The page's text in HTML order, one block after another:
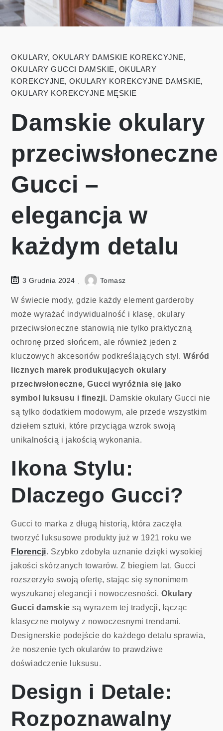
OKULARY, OKULARY DAMSKIE KOREKCYJNE,
OKULARY GUCCI DAMSKIE, OKULARY
KOREKCYJNE,OKULARY KOREKCYJNE DAMSKIE,
OKULARY KOREKCYJNE MĘSKIE
Damskie okulary
przeciwsłoneczne
Gucci –
elegancja w
każdym detalu
3 Grudnia 2024 Tomasz
W świecie mody, gdzie każdy element garderoby
może wyrażać indywidualność i klasę, okulary
przeciwsłoneczne stanowią nie tylko praktyczną
ochronę przed słońcem, ale również jeden z
kluczowych akcesoriów podkreślających styl. Wśród
licznych marek produkujących okulary
przeciwsłoneczne, Gucci wyróżnia się jako
symbol luksusu i finezji. Damskie okulary Gucci nie
są tylko dodatkiem modowym, ale przede wszystkim
dziełem sztuki, które przyciąga wzrok swoją
unikalnością i jakością wykonania.
Ikona Stylu:
Dlaczego Gucci?
Gucci to marka z długą historią, która zaczęła
tworzyć luksusowe produkty już w 1921 roku we
Florencji. Szybko zdobyła uznanie dzięki wysokiej
jakości skórzanych towarów. Z biegiem lat, Gucci
rozszerzyło swoją ofertę, stając się synonimem
wyszukanej elegancji i nowoczesności.Okulary
Gucci damskie są wyrazem tej tradycji, łącząc
klasyczne motywy z nowoczesnymi trendami.
Designerskie podejście do każdego detalu sprawia,
że noszenie tych okularów to prawdziwe
doświadczenie luksusu.
Design i Detale:
Rozpoznawalny